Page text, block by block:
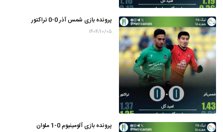
پرونده بازی شمس آذر 0-0 تراکتور
۱۴۰۴/۱۰/۰۵
پرونده بازی آلومینیوم 0-1 ملوان